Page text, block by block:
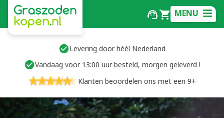
MENU
Levering door héél Nederland
Vandaag voor 13:00 uur besteld, morgen geleverd !
Klanten beoordelen ons met een 9+